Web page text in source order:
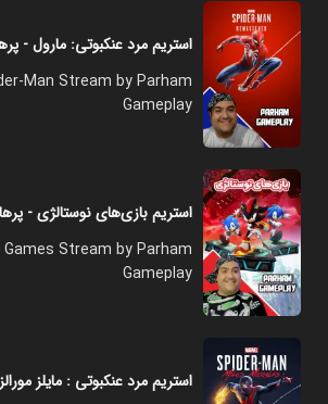
استریم مرد عنکبوتی: مارول -
Man Stream by Parham
Gameplay
استریم بازی‌های نوستالژی -
Stream by Parham
Gameplay
استریم مرد عنکبوتی : مایلز